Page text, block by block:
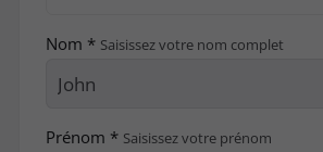
Nom * Saisissez votre nom complet
Prénom * Saisissez votre prénom